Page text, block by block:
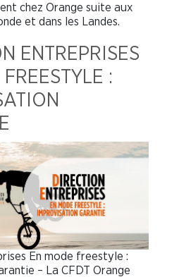
chez Orange suite aux
et dans les Landes.
ENTREPRISES
:
En mode freestyle :
– La CFDT Orange